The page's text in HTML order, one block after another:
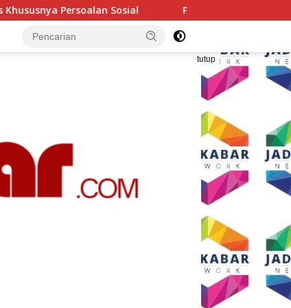
Polresta Malang Kota Gelar Makan Bersama dan
tutup